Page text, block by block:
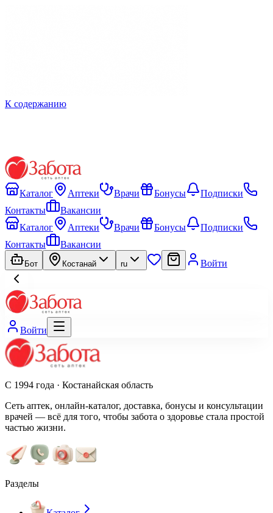
К содержанию
Каталог Аптеки Врачи Бонусы
Подписки
Контакты
Вакансии
Каталог
Аптеки Врачи Бонусы
Подписки
Контакты
Вакансии
Бот Костанай ru Войти
Войти
С 1994 года · Костанайская область
Сеть аптек, онлайн-каталог, доставка, бонусы и консультации
врачей — всё для того, чтобы забота о здоровье стала простой
частью жизни.
Разделы